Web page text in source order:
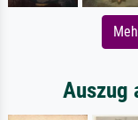
Auszug